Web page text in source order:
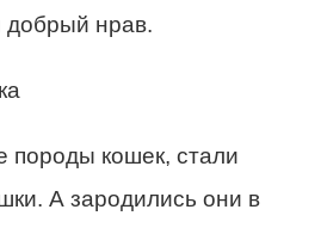
добрый нрав.
породы кошек, стали
А зародились они в